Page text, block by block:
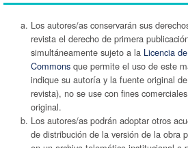
Los autores/as conservarán sus
revista el derecho de primera
simultáneamente sujeto a la Licencia
Commonsque permite el uso de este
indique su autoría y la fuente original
revista), no se use con fines
original.
Los autores/as podrán adoptar otros
de distribución de la versión de la obra